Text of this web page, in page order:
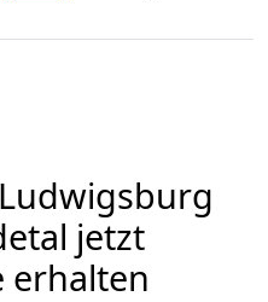
jetzt
erhalten